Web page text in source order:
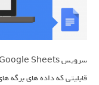
قابلیتی که داده های برگه